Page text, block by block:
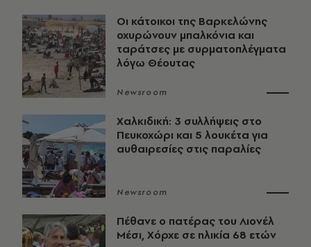
Οι κάτοικοι της Βαρκελώνης
οχυρώνουν μπαλκόνια και
ταράτσες με συρματοπλέγματα
λόγω Θέουτας
Newsroom
Χαλκιδική: 3 συλλήψεις στο
Πευκοχώρι και 5 λουκέτα για
αυθαιρεσίες στις παραλίες
Newsroom
Πέθανε ο πατέρας του Λιονέλ
Μέσι, Χόρχε σε ηλικία 68 ετών